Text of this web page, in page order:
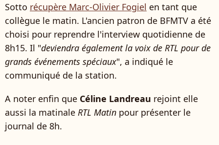
Sotto récupère Marc-Olivier Fogiel en tant que
collègue le matin. L'ancien patron de BFMTV a été
choisi pour reprendre l'interview quotidienne de
8h15. Il "deviendra également la voix de RTL pour de
grands événements spéciaux", a indiqué le
communiqué de la station.
A noter enfin que Céline Landreau rejoint elle
aussi la matinale RTL Matin pour présenter le
journal de 8h.